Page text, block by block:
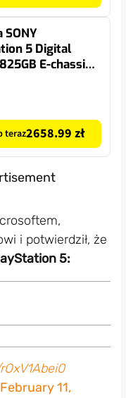
SONY
5 Digital
E-chassis
teraz2658.99 zł
i potwierdził, że
5:
February 11,